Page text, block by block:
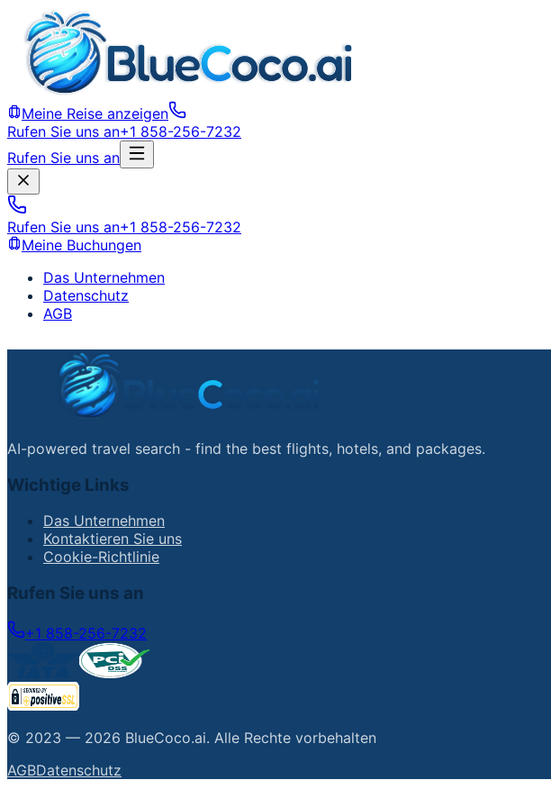
Meine Reise anzeigen
Rufen Sie uns an+1 858-256-7232
Rufen Sie uns an
Rufen Sie uns an+1 858-256-7232
Meine Buchungen
Das Unternehmen
Datenschutz
AGB
AI-powered travel search - find the best flights, hotels, and packages.
Wichtige Links
Das Unternehmen
Kontaktieren Sie uns
Cookie-Richtlinie
Rufen Sie uns an
+1 858-256-7232
© 2023 — 2026 BlueCoco.ai. Alle Rechte vorbehalten
AGBDatenschutz